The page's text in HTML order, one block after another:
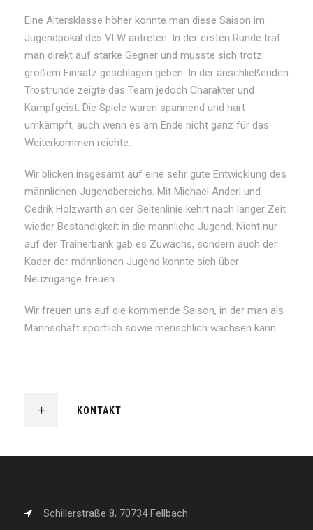
Eine Altersklasse höher konnte man diese Saison im
Jugendpokal des VLW antreten. In der ersten Runde traf
man direkt auf starke Gegner und musste sich trotz
großem Einsatz geschlagen geben. In der anschließenden
Trostrunde zeigte das Team jedoch Charakter und
Kampfgeist. Die Spiele waren spannend und hart
umkämpft, auch wenn es am Ende nicht ganz für das
Weiterkommen reichte.
Wir blicken insgesamt auf eine sehr gute Entwicklung des
männlichen Jugendbereichs. Mit Michael Anderl und
Cedrik Holzwarth an der Seitenlinie kehrt nach langer Zeit
wieder Beständigkeit in die männliche Jugend. Nicht nur
auf der Trainerbank gab es Zuwachs, sondern auch der
Kader der männlichen Jugend konnte sich über
Neuzugänge freuen.
Wir freuen uns auf die kommende Saison, in der man als
Mannschaft sportlich sowie menschlich wachsen kann.
KONTAKT
Schillerstraße 8, 70734 Fellbach